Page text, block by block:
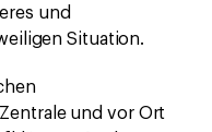
und
Situation.
und vor Ort